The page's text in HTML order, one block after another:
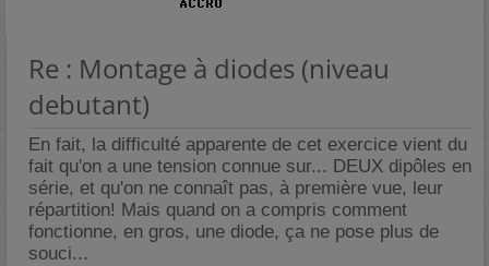
Re : Montage à diodes (niveau
debutant)
En fait, la difficulté apparente de cet exercice vient du
fait qu'on a une tension connue sur... DEUX dipôles en
série, et qu'on ne connaît pas, à première vue, leur
répartition! Mais quand on a compris comment
fonctionne, en gros, une diode, ça ne pose plus de
souci...